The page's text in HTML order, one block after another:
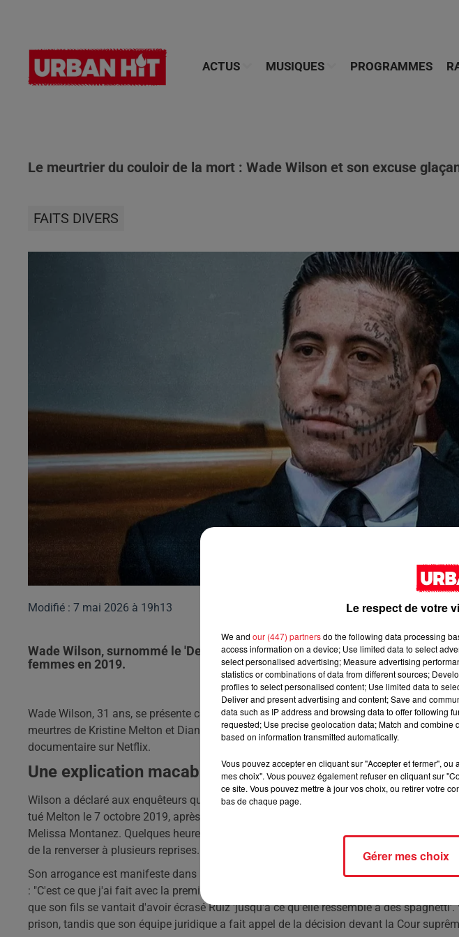
ACTUS MUSIQUES PROGRAMMES
Le meurtrier du couloir de la mort : Wade Wilson et son excuse
FAITS DIVERS
Modifié : 7 mai 2026 à 19h13
Wade Wilson, surnommé le 'Deadpool Killer', a donné une explication
femmes en 2019.
Wade Wilson, 31 ans, se présente comme 'l'inmate le plus recherché au monde'. Il a
meurtres de Kristine Melton et Diane Ruiz. Les crimes, survenus en octobre 2019, ont
documentaire sur Netflix.
Une explication macabre
Wilson a déclaré aux enquêteurs qu'il était submergé par des pensées de 'meurtre,
tué Melton le 7 octobre 2019, après l'avoir rencontrée dans un bar. Il a ensuite volé sa
Melissa Montanez. Quelques heures plus tard, il a rencontré Ruiz, qu'il a attirée dans
de la renverser à plusieurs reprises.
Son arrogance est manifeste dans ses déclarations. Il a affirmé avoir utilisé son charme
: "C'est ce que j'ai fait avec la première fille, et voilà ce qui lui est arrivé." Son père,
que son fils se vantait d'avoir écrasé Ruiz 'jusqu'à ce qu'elle ressemble à des
prison, tandis que son équipe juridique a fait appel de la décision devant la Cour
Le respect de votre
We and our (447) partnersdo the following data processing
access information on a device; Use limited data to select
select personalised advertising; Measure advertising
statistics or combinations of data from different sources;
profiles to select personalised content; Use limited data to
Deliver and present advertising and content; Save and
data such as IP address and browsing data to offer following
requested; Use precise geolocation data; Match and
based on information transmitted automatically.
Vous pouvez accepter en cliquant sur "Accepter et fermer",
mes choix". Vous pouvez également refuser en cliquant sur
ce site. Vous pouvez mettre à jour vos choix, ou retirer votre
bas de chaque page.
Gérer mes choix